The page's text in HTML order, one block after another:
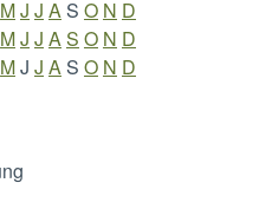
MJ J AS O N D
MJ J AS O N D
MJ J AS O N D